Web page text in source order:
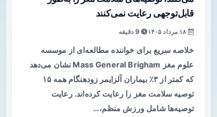
قابل‌توجهی رعایت نمی‌کنند
9 دقیقه
خلاصه سریع برای خواننده مطالعه‌ای از موسسه
علوم مغز Mass General Brigham نشان می‌دهد
که کمتر از ۳٪ بیماران آلزایمر زودهنگام همه ۱۵
توصیه سلامت مغز را رعایت کرده‌اند. رعایت
توصیه‌ها شامل ورزش منظم،…